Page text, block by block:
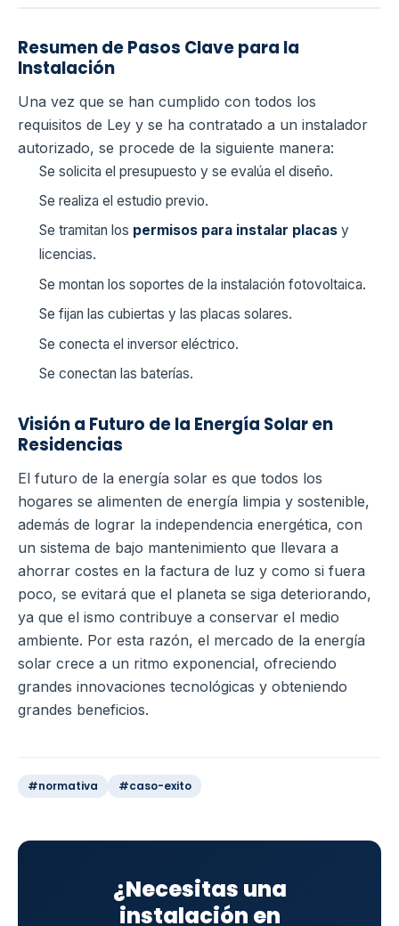
Resumen de Pasos Clave para la
Instalación
Una vez que se han cumplido con todos los
requisitos de Ley y se ha contratado a un instalador
autorizado, se procede de la siguiente manera:
Se solicita el presupuesto y se evalúa el diseño.
Se realiza el estudio previo.
Se tramitan los permisos para instalar placas y
licencias.
Se montan los soportes de la instalación fotovoltaica.
Se fijan las cubiertas y las placas solares.
Se conecta el inversor eléctrico.
Se conectan las baterías.
Visión a Futuro de la Energía Solar en
Residencias
El futuro de la energía solar es que todos los
hogares se alimenten de energía limpia y sostenible,
además de lograr la independencia energética, con
un sistema de bajo mantenimiento que llevara a
ahorrar costes en la factura de luz y como si fuera
poco, se evitará que el planeta se siga deteriorando,
ya que el ismo contribuye a conservar el medio
ambiente. Por esta razón, el mercado de la energía
solar crece a un ritmo exponencial, ofreciendo
grandes innovaciones tecnológicas y obteniendo
grandes beneficios.
#normativa #caso-exito
¿Necesitas una
instalación en